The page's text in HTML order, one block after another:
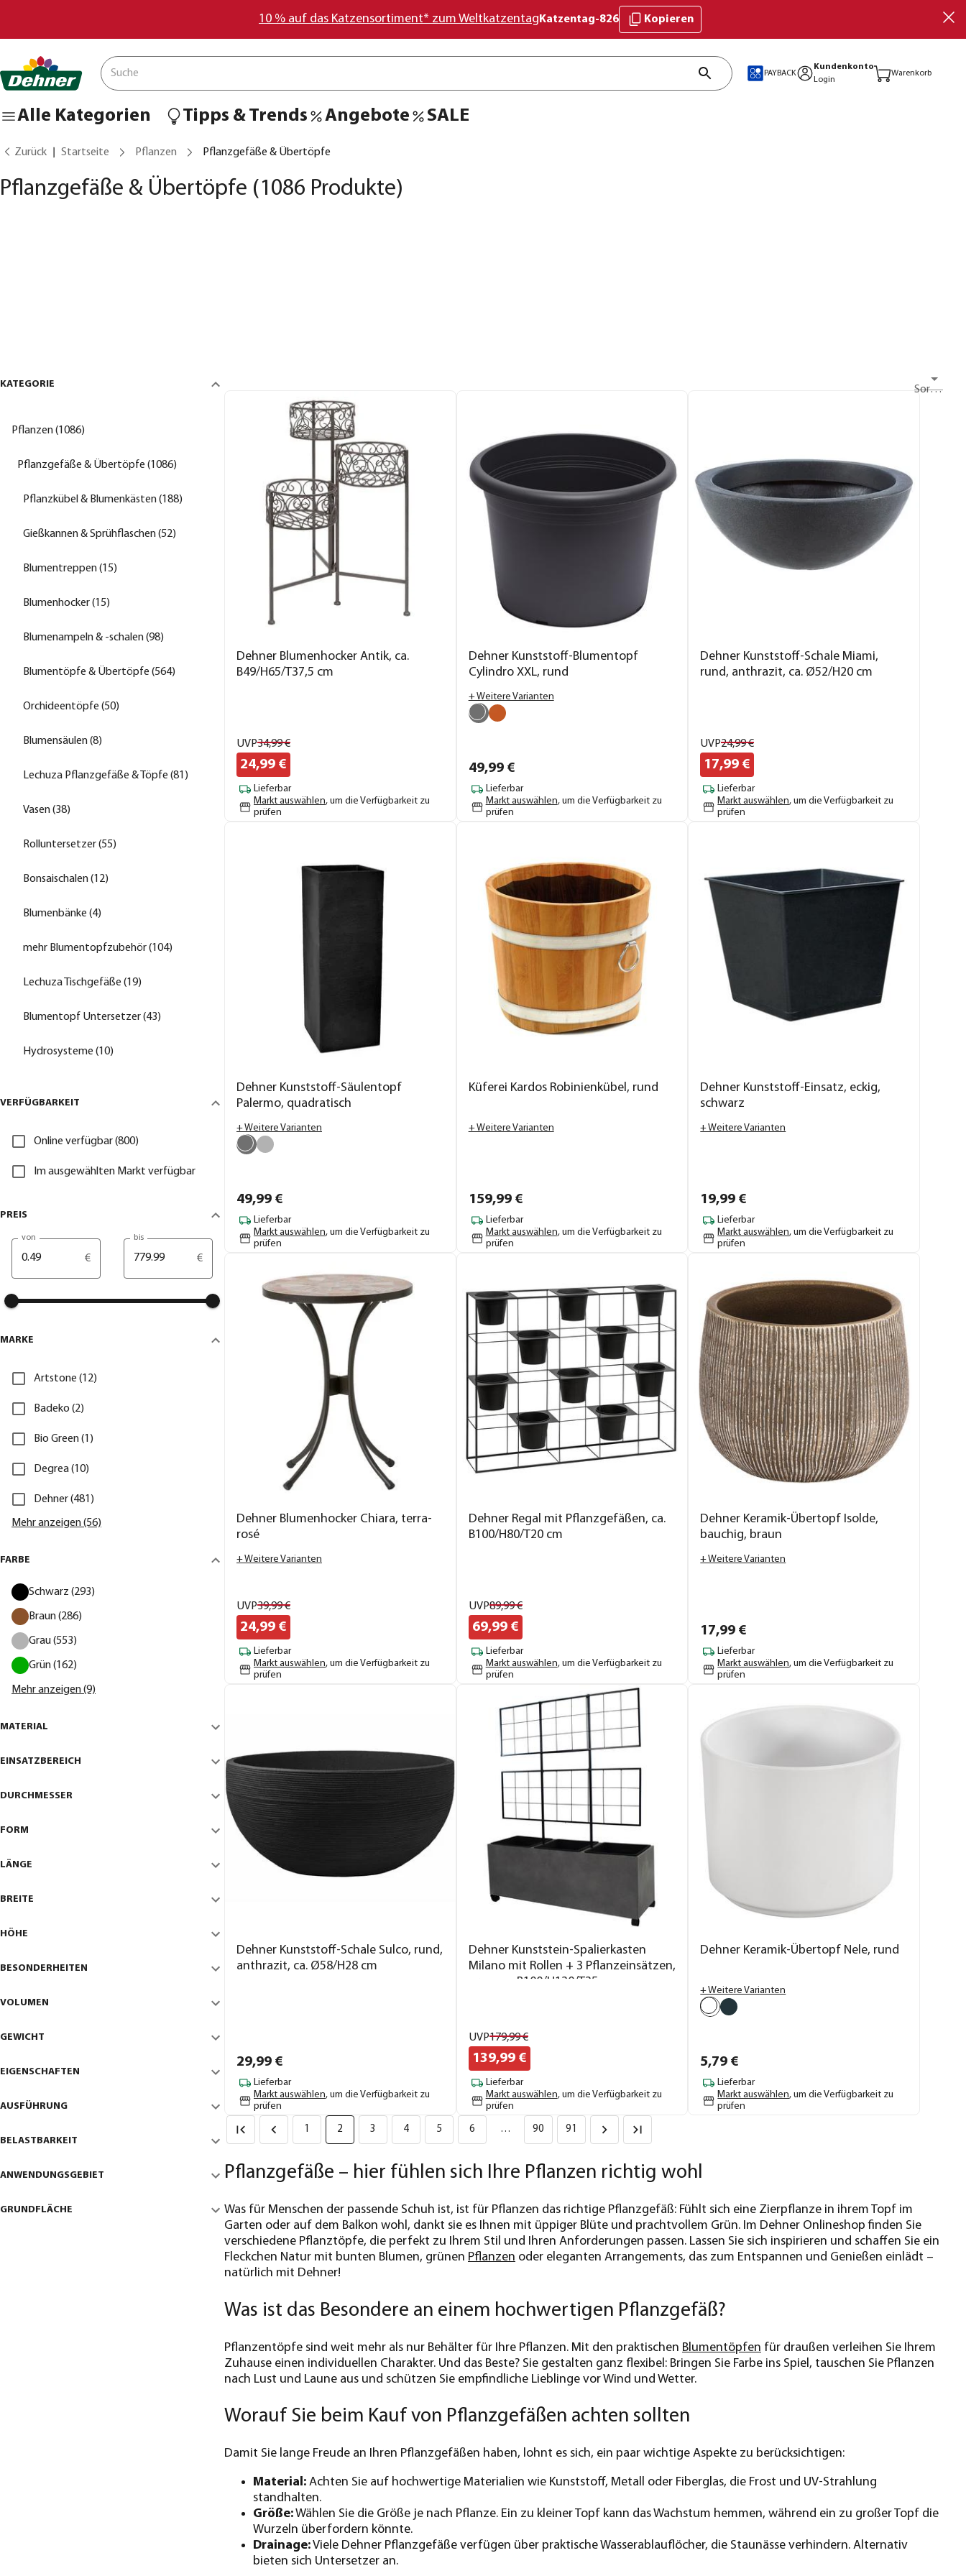
10 % auf das Katzensortiment* zum Weltkatzentag Katzentag-826 Kopieren
PAYBACK
Kundenkonto
Login
Warenkorb
Alle Kategorien Tipps & Trends Angebote SALE
Zurück Startseite Pflanzen Pflanzgefäße & Übertöpfe
Pflanzgefäße & Übertöpfe (1086 Produkte)
KATEGORIE
Pflanzen (1086)
Pflanzgefäße & Übertöpfe (1086)
Pflanzkübel & Blumenkästen (188)
Gießkannen & Sprühflaschen (52)
Blumentreppen (15)
Blumenhocker (15)
Blumenampeln & -schalen (98)
Blumentöpfe & Übertöpfe (564)
Orchideentöpfe (50)
Blumensäulen (8)
Lechuza Pflanzgefäße & Töpfe (81)
Vasen (38)
Rolluntersetzer (55)
Bonsaischalen (12)
Blumenbänke (4)
mehr Blumentopfzubehör (104)
Lechuza Tischgefäße (19)
Blumentopf Untersetzer (43)
Hydrosysteme (10)
VERFÜGBARKEIT
Online verfügbar (800)
Im ausgewählten Markt verfügbar
PREIS
von
€
bis
€
MARKE
Artstone (12)
Badeko (2)
Bio Green (1)
Degrea (10)
Dehner (481)
Mehr anzeigen (56)
FARBE
Schwarz (293)
Braun (286)
Grau (553)
Grün (162)
Mehr anzeigen (9)
MATERIAL
EINSATZBEREICH
DURCHMESSER
FORM
LÄNGE
BREITE
HÖHE
BESONDERHEITEN
VOLUMEN
GEWICHT
EIGENSCHAFTEN
AUSFÜHRUNG
BELASTBARKEIT
ANWENDUNGSGEBIET
GRUNDFLÄCHE
Sortieren nach
Dehner Blumenhocker Antik, ca.
B49/H65/T37,5 cm
UVP34,99€
24,99 €
Lieferbar
Markt auswählen, um die Verfügbarkeit zu
prüfen
Dehner Kunststoff-Blumentopf
Cylindro XXL, rund
+ Weitere Varianten
49,99€
Lieferbar
Markt auswählen, um die Verfügbarkeit zu
prüfen
Dehner Kunststoff-Schale Miami,
rund, anthrazit, ca. Ø52/H20 cm
UVP24,99€
17,99 €
Lieferbar
Markt auswählen, um die Verfügbarkeit zu
prüfen
Dehner Kunststoff-Säulentopf
Palermo, quadratisch
+ Weitere Varianten
49,99 €
Lieferbar
Markt auswählen, um die Verfügbarkeit zu
prüfen
Küferei Kardos Robinienkübel, rund
+ Weitere Varianten
159,99€
Lieferbar
Markt auswählen, um die Verfügbarkeit zu
prüfen
Dehner Kunststoff-Einsatz, eckig,
schwarz
+ Weitere Varianten
19,99 €
Lieferbar
Markt auswählen, um die Verfügbarkeit zu
prüfen
Dehner Blumenhocker Chiara, terra-
rosé
+ Weitere Varianten
UVP39,99€
24,99 €
Lieferbar
Markt auswählen, um die Verfügbarkeit zu
prüfen
Dehner Regal mit Pflanzgefäßen, ca.
B100/H80/T20 cm
UVP89,99€
69,99€
Lieferbar
Markt auswählen, um die Verfügbarkeit zu
prüfen
Dehner Keramik-Übertopf Isolde,
bauchig, braun
+ Weitere Varianten
17,99 €
Lieferbar
Markt auswählen, um die Verfügbarkeit zu
prüfen
Dehner Kunststoff-Schale Sulco, rund,
anthrazit, ca. Ø58/H28 cm
29,99 €
Lieferbar
Markt auswählen, um die Verfügbarkeit zu
prüfen
Dehner Kunststein-Spalierkasten
Milano mit Rollen + 3 Pflanzeinsätzen,
grau, ca. B100/H130/T35 cm
UVP179,99€
139,99€
Lieferbar
Markt auswählen, um die Verfügbarkeit zu
prüfen
Dehner Keramik-Übertopf Nele, rund
+ Weitere Varianten
5,79 €
Lieferbar
Markt auswählen, um die Verfügbarkeit zu
prüfen
1 2 3 4 5 6 … 90 91
Pflanzgefäße – hier fühlen sich Ihre Pflanzen richtig wohl
Was für Menschen der passende Schuh ist, ist für Pflanzen das richtige Pflanzgefäß: Fühlt sich eine Zierpflanze in ihrem Topf im
Garten oder auf dem Balkon wohl, dankt sie es Ihnen mit üppiger Blüte und prachtvollem Grün. Im Dehner Onlineshop finden Sie
verschiedene Pflanztöpfe, die perfekt zu Ihrem Stil und Ihren Anforderungen passen. Lassen Sie sich inspirieren und schaffen Sie ein
Fleckchen Natur mit bunten Blumen, grünen Pflanzen oder eleganten Arrangements, das zum Entspannen und Genießen einlädt –
natürlich mit Dehner!
Was ist das Besondere an einem hochwertigen Pflanzgefäß?
Pflanzentöpfe sind weit mehr als nur Behälter für Ihre Pflanzen. Mit den praktischen Blumentöpfen für draußen verleihen Sie Ihrem
Zuhause einen individuellen Charakter. Und das Beste? Sie gestalten ganz flexibel: Bringen Sie Farbe ins Spiel, tauschen Sie Pflanzen
nach Lust und Laune aus und schützen Sie empfindliche Lieblinge vor Wind und Wetter.
Worauf Sie beim Kauf von Pflanzgefäßen achten sollten
Damit Sie lange Freude an Ihren Pflanzgefäßen haben, lohnt es sich, ein paar wichtige Aspekte zu berücksichtigen:
Material: Achten Sie auf hochwertige Materialien wie Kunststoff, Metall oder Fiberglas, die Frost und UV-Strahlung
standhalten.
Größe:Wählen Sie die Größe je nach Pflanze. Ein zu kleiner Topf kann das Wachstum hemmen, während ein zu großer Topf die
Wurzeln überfordern könnte.
Drainage:Viele Dehner Pflanzgefäße verfügen über praktische Wasserablauflöcher, die Staunässe verhindern. Alternativ
bieten sich Untersetzer an.